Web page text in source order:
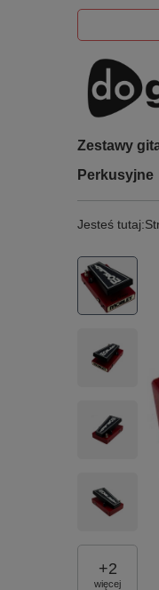
Zestawy
Perkusyjne
Jesteś tutaj:
+2
więcej